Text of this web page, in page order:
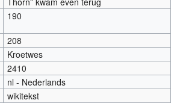
190
208
Kroetwes
2410
nl - Nederlands
wikitekst